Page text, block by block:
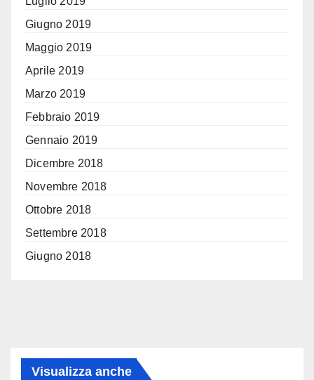
Giugno 2019
Maggio 2019
Aprile 2019
Marzo 2019
Febbraio 2019
Gennaio 2019
Dicembre 2018
Novembre 2018
Ottobre 2018
Settembre 2018
Giugno 2018
Visualizza anche